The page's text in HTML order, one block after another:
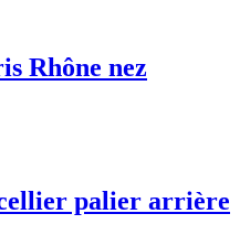
Rhône nez
palier arrière